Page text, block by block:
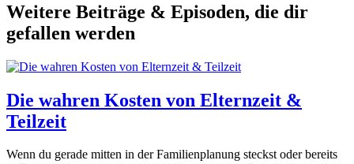
Weitere Beiträge & Episoden, die dir
gefallen werden
Die wahren Kosten von Elternzeit &
Teilzeit
Wenn du gerade mitten in der Familienplanung steckst oder bereits